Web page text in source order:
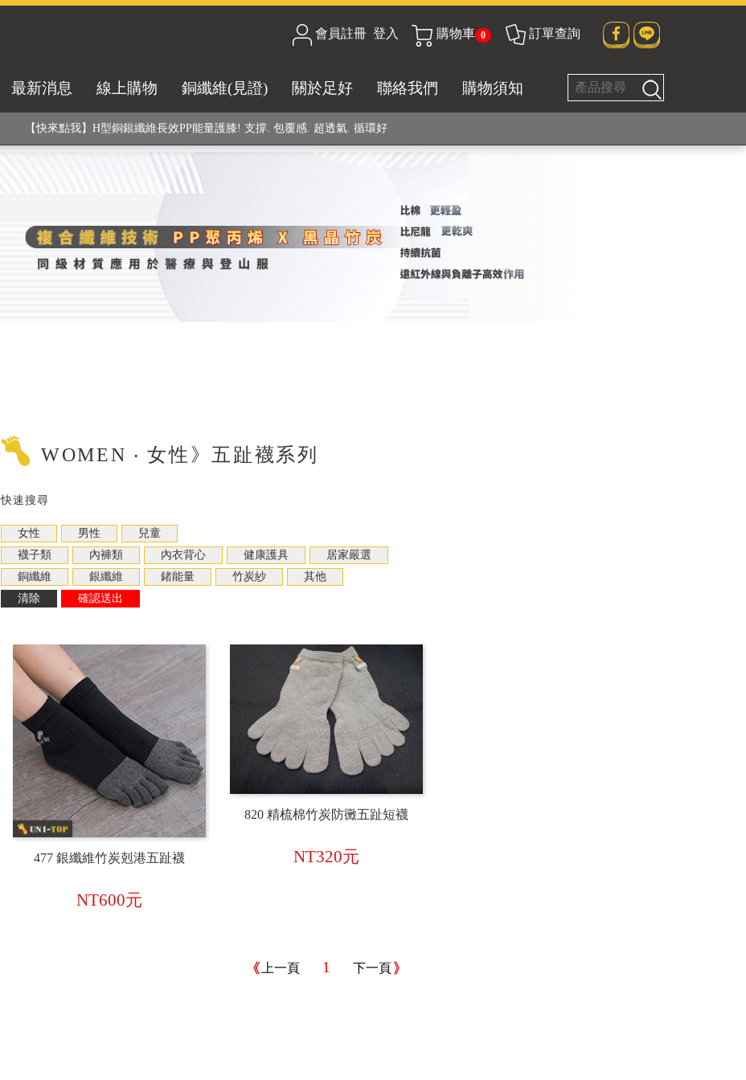
會員註冊 登入 購物車 0 訂單查詢
最新消息 線上購物 銅纖維(見證) 關於足好 聯絡我們 購物須知
銅銀鍺元素融合紗線，長效抗菌除臭! 全程MIT製造，通過多項國際檢驗
【快來點我】H型銅銀纖維長效PP能量護膝! 支撐. 包覆感. 超透氣. 循環好
【快來點我】三金家族- 專利活氧 男女內褲系列
WOMEN ‧ 女性》五趾襪系列
快速搜尋
477 銀纖維竹炭剋港五趾襪
NT600元
820 精梳棉竹炭防黴五趾短襪
NT320元
上一頁 1 下一頁